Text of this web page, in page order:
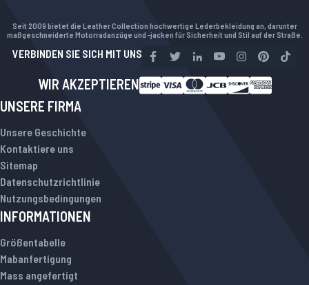
Seit 2009 bietet die Leather Collection hochwertige Lederbekleidung an, darunter
maßgeschneiderte Motorradanzüge und -jacken für Sicherheit und Stil auf der Straße.
VERBINDEN SIE SICH MIT UNS
WIR AKZEPTIEREN
UNSERE FIRMA
Unsere Geschichte
Kontaktiere uns
Sitemap
Datenschutzrichtlinie
Nutzungsbedingungen
INFORMATIONEN
Größentabelle
Mabanfertigung
Mass angefertigt